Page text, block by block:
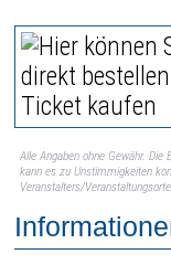
Ticket kaufen
Alle Angaben ohne Gewähr.
kann es zu Unstimmigkeiten
Veranstalters/